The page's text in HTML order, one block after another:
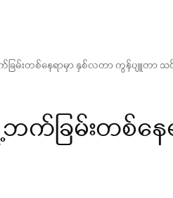
ြမ်းတစ်နေရာမှာ နှစ်လတာ ကွန်ပျူတာ
က်ခြမ်းတစ်န